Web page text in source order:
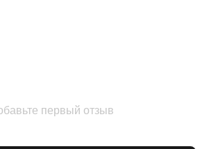
первый отзыв